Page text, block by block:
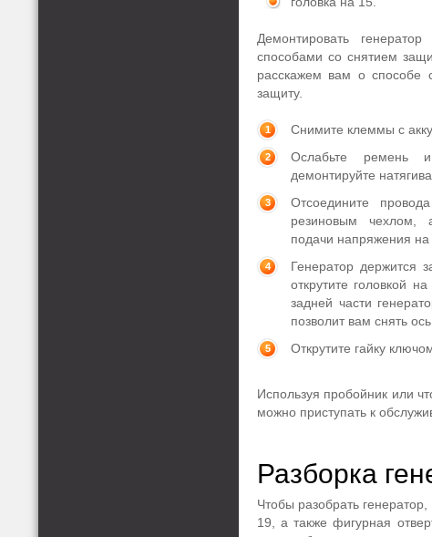
Демонтировать
способами со снятием
расскажем вам о способе
защиту.
Снимите клеммы с
Ослабьте ремень
демонтируйте
Отсоедините
резиновым чехлом,
подачи напряжения на
Генератор держится
открутите головкой
задней части
позволит вам снять
Открутите гайку
Используя пробойник или
можно приступать к
Разборка
Чтобы разобрать
19, а также фигурная